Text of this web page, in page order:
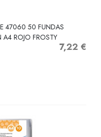
47060 50 FUNDAS
A4 ROJO FROSTY
Precio
7,22 €